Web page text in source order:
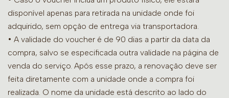
disponível apenas para retirada na unidade onde foi
adquirido, sem opção de entrega via transportadora.
• A validade do voucher é de 90 dias a partir da data da
compra, salvo se especificada outra validade na página de
venda do serviço. Após esse prazo, a renovação deve ser
feita diretamente com a unidade onde a compra foi
realizada. O nome da unidade está descrito ao lado do